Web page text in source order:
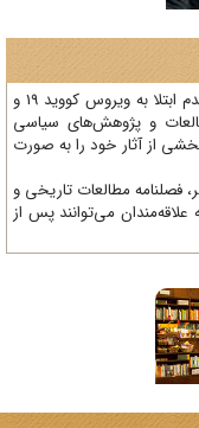
با توجه به نیاز به تداوم مراقبت‌های بهداشتی برای عدم ابتلا به ویروس کووید 19 و
و پژوهش‌های سیاسی
از آثار خود را به صورت
مطالعات تاریخی و
می‌توانند پس از